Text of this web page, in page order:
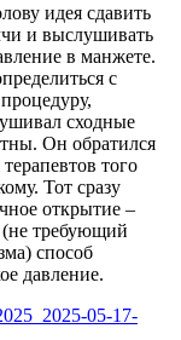
идея сдавить
и выслушивать
в манжете.
с
сходные
Он обратился
того
Тот сразу
открытие –
требующий
способ
давление.